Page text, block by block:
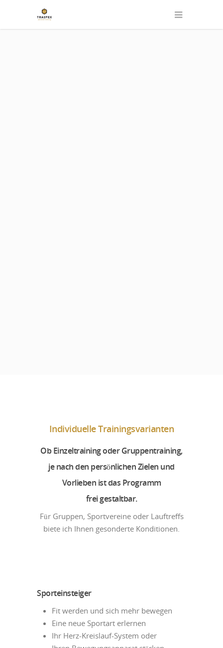
Individuelle Trainingsvarianten
Ob Einzeltraining oder Gruppentraining,
je nach den persönlichen Zielen und
Vorlieben ist das Programm
frei gestaltbar.
Für Gruppen, Sportvereine oder Lauftreffs
biete ich Ihnen gesonderte Konditionen.
Sporteinsteiger
Fit werden und sich mehr bewegen
Eine neue Sportart erlernen
Ihr Herz-Kreislauf-System oder